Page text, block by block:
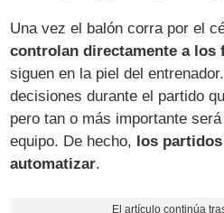
Una vez el balón corra por el
controlan directamente a los
siguen en la piel del
decisiones durante el partido
pero tan o más importante
equipo. De hecho, los
automatizar.